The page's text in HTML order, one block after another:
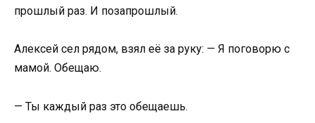
прошлый раз. И позапрошлый.
Алексей сел рядом, взял её за руку: — Я поговорю с
мамой. Обещаю.
— Ты каждый раз это обещаешь.